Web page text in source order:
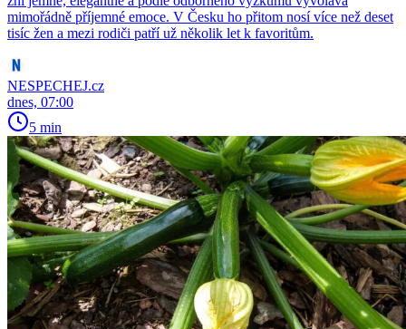
mimořádně příjemné emoce. V Česku ho přitom nosí více než deset
tisíc žen a mezi rodiči patří už několik let k favoritům.
NESPECHEJ.cz
dnes, 07:00
5 min